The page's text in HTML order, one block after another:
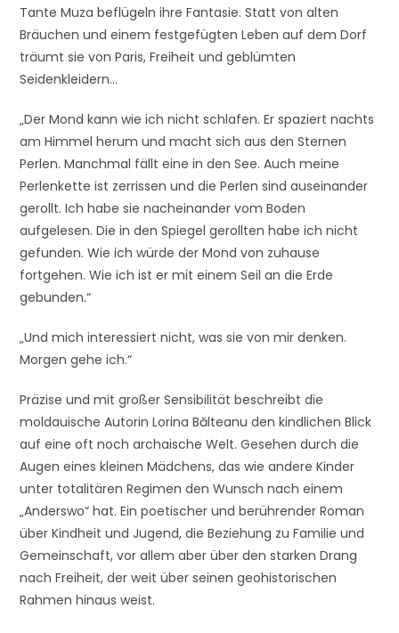
Tante Muza beflügeln ihre Fantasie. Statt von alten
Bräuchen und einem festgefügten Leben auf dem Dorf
träumt sie von Paris, Freiheit und geblümten
Seidenkleidern…
„Der Mond kann wie ich nicht schlafen. Er spaziert nachts
am Himmel herum und macht sich aus den Sternen
Perlen. Manchmal fällt eine in den See. Auch meine
Perlenkette ist zerrissen und die Perlen sind auseinander
gerollt. Ich habe sie nacheinander vom Boden
aufgelesen. Die in den Spiegel gerollten habe ich nicht
gefunden. Wie ich würde der Mond von zuhause
fortgehen. Wie ich ist er mit einem Seil an die Erde
gebunden.“
„Und mich interessiert nicht, was sie von mir denken.
Morgen gehe ich.“
Präzise und mit großer Sensibilität beschreibt die
moldauische Autorin Lorina Bălteanu den kindlichen Blick
auf eine oft noch archaische Welt. Gesehen durch die
Augen eines kleinen Mädchens, das wie andere Kinder
unter totalitären Regimen den Wunsch nach einem
„Anderswo“ hat. Ein poetischer und berührender Roman
über Kindheit und Jugend, die Beziehung zu Familie und
Gemeinschaft, vor allem aber über den starken Drang
nach Freiheit, der weit über seinen geohistorischen
Rahmen hinaus weist.